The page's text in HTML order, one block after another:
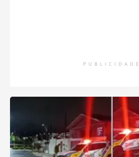
PUBLICIDADE